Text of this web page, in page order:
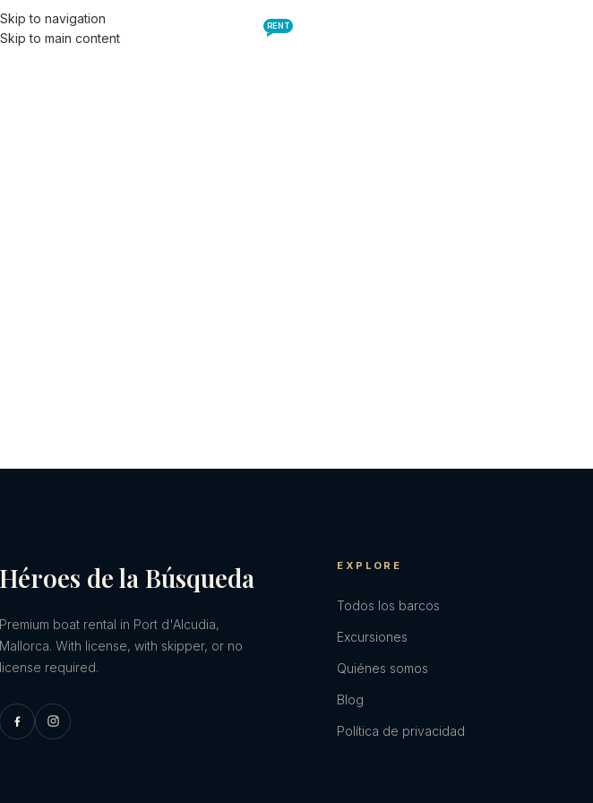
Skip to navigation
Skip to main content
RENT
Héroes de la Búsqueda
Premium boat rental in Port d'Alcudia,
Mallorca. With license, with skipper, or no
license required.
EXPLORE
Todos los barcos
Excursiones
Quiénes somos
Blog
Política de privacidad